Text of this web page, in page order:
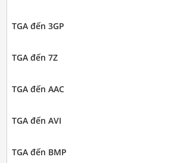
TGA đến 3GP
TGA đến 7Z
TGA đến AAC
TGA đến AVI
TGA đến BMP